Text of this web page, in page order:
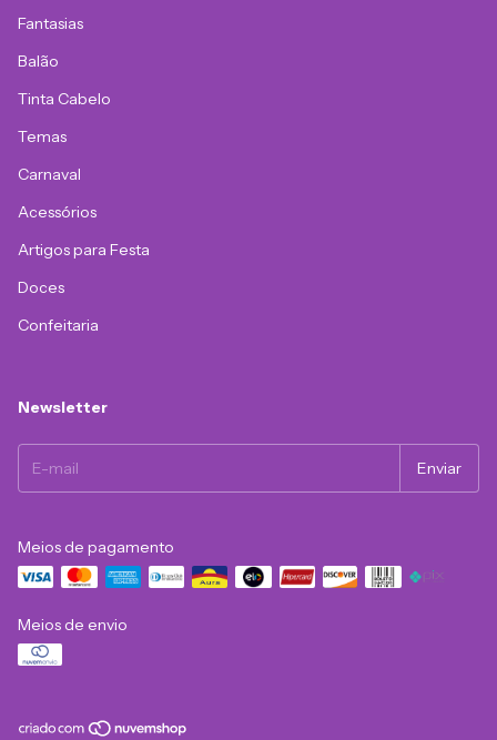
Fantasias
Balão
Tinta Cabelo
Temas
Carnaval
Acessórios
Artigos para Festa
Doces
Confeitaria
Newsletter
Meios de pagamento
Meios de envio